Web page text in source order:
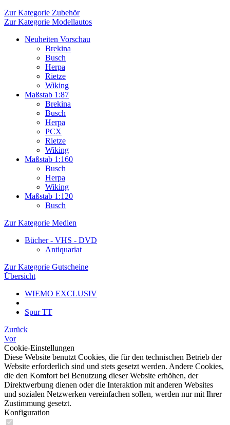
Zur Kategorie Zubehör
Zur Kategorie Modellautos
Neuheiten Vorschau
Brekina
Busch
Herpa
Rietze
Wiking
Maßstab 1:87
Brekina
Busch
Herpa
PCX
Rietze
Wiking
Maßstab 1:160
Busch
Herpa
Wiking
Maßstab 1:120
Busch
Zur Kategorie Medien
Bücher - VHS - DVD
Antiquariat
Zur Kategorie Gutscheine
Übersicht
WIEMO EXCLUSIV
Spur TT
Zurück
Vor
Cookie-Einstellungen
Diese Website benutzt Cookies, die für den technischen Betrieb der
Website erforderlich sind und stets gesetzt werden. Andere Cookies,
die den Komfort bei Benutzung dieser Website erhöhen, der
Direktwerbung dienen oder die Interaktion mit anderen Websites
und sozialen Netzwerken vereinfachen sollen, werden nur mit Ihrer
Zustimmung gesetzt.
Konfiguration